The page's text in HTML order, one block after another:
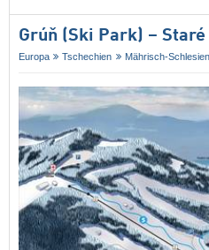
Grúň (Ski Park) –
Europa Tschechien Mährisch-